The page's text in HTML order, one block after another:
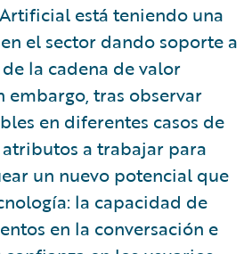
está teniendo una
el sector dando soporte a
la cadena de valor
embargo, tras observar
en diferentes casos de
atributos a trabajar para
un nuevo potencial que
la capacidad de
en la conversación e